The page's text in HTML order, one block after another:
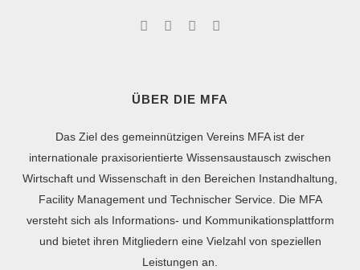
ÜBER DIE MFA
Das Ziel des gemeinnützigen Vereins MFA ist der
internationale praxisorientierte Wissensaustausch zwischen
Wirtschaft und Wissenschaft in den Bereichen Instandhaltung,
Facility Management und Technischer Service. Die MFA
versteht sich als Informations- und Kommunikationsplattform
und bietet ihren Mitgliedern eine Vielzahl von speziellen
Leistungen an.